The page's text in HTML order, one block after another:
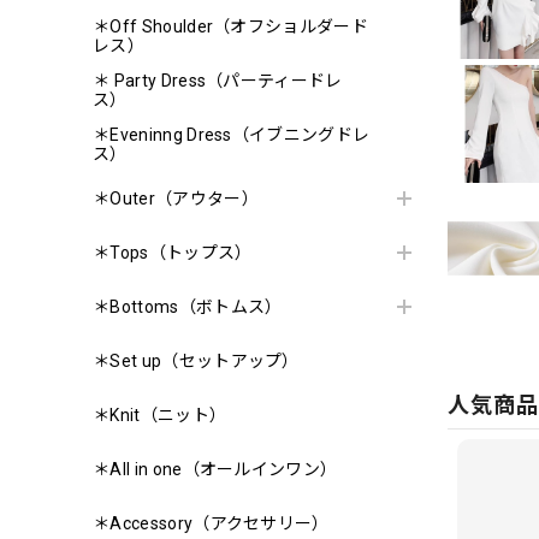
＊Off Shoulder（オフショルダード
レス）
＊ Party Dress（パーティードレ
ス）
＊Eveninng Dress（イブニングドレ
ス）
＊Outer（アウター）
＊Tops（トップス）
＊Bottoms（ボトムス）
＊Set up（セットアップ）
＊Knit（ニット）
＊All in one（オールインワン）
＊Accessory（アクセサリー）
人気商品